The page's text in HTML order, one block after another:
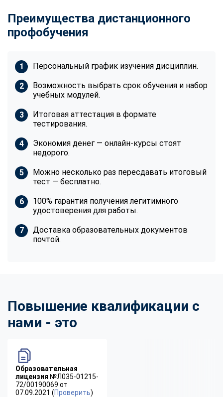
Преимущества дистанционного
профобучения
Персональный график изучения дисциплин.
Возможность выбрать срок обучения и набор
учебных модулей.
Итоговая аттестация в формате
тестирования.
Экономия денег — онлайн-курсы стоят
недорого.
Можно несколько раз пересдавать итоговый
тест — бесплатно.
100% гарантия получения легитимного
удостоверения для работы.
Доставка образовательных документов
почтой.
Повышение квалификации с
нами - это
Образовательная
лицензия №Л035-01215-
72/00190069 от
07.09.2021 (Проверить)